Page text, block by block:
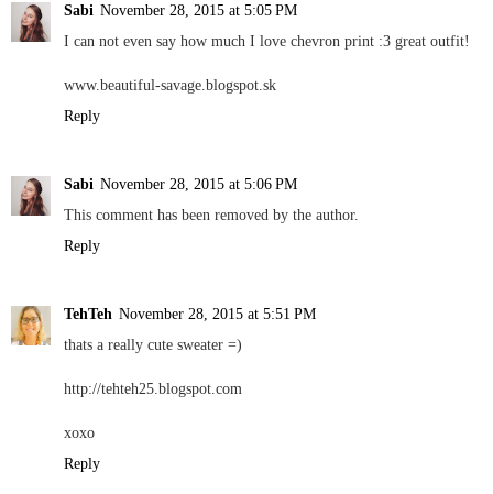
Sabi November 28, 2015 at 5:05 PM
I can not even say how much I love chevron print :3 great outfit!
www.beautiful-savage.blogspot.sk
Reply
Sabi November 28, 2015 at 5:06 PM
This comment has been removed by the author.
Reply
TehTeh November 28, 2015 at 5:51 PM
thats a really cute sweater =)
http://tehteh25.blogspot.com
xoxo
Reply